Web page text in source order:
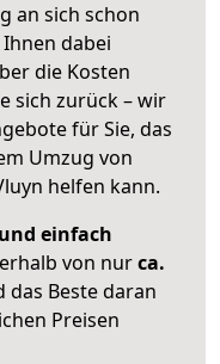
an sich schon
dabei
die Kosten
sich zurück – wir
für Sie, das
Umzug von
helfen kann.
einfach
von nurca.
das Beste daran
Preisen